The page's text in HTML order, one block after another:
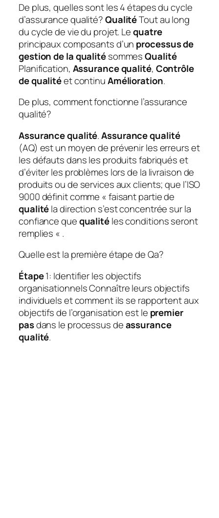
De plus, quelles sont les 4 étapes du cycle
d’assurance qualité?QualitéTout au long
du cycle de vie du projet. Lequatre
principaux composants d’un processus de
gestion de la qualitésommesQualité
Planification, Assurance qualité, Contrôle
de qualitéet continuAmélioration.
De plus, comment fonctionne l’assurance
qualité?
Assurance qualité.Assurance qualité
(AQ) est un moyen de prévenir les erreurs et
les défauts dans les produits fabriqués et
d’éviter les problèmes lors de la livraison de
produits ou de services aux clients; que l’ISO
9000 définit comme « faisant partie de
qualitéla direction s’est concentrée sur la
confiance quequalitéles conditions seront
remplies « .
Quelle est la première étape de Qa?
Étape1: Identifier les objectifs
organisationnelsConnaître leurs objectifs
individuels et comment ils se rapportent aux
objectifs de l’organisation est le premier
pasdans le processus deassurance
qualité.